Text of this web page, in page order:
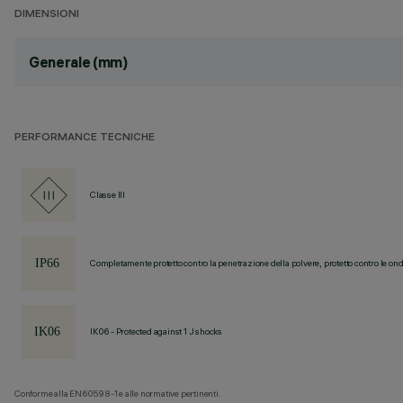
DIMENSIONI
Generale (mm)
PERFORMANCE TECNICHE
Classe III
Completamente protetto contro la penetrazione della polvere, protetto contro le
IK06 - Protected against 1 J shocks
Conforme alla EN60598-1 e alle normative pertinenti.